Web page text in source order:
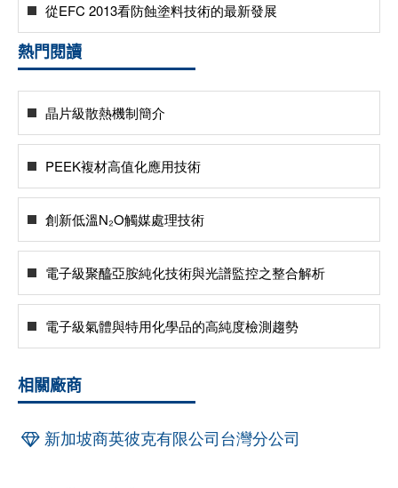
從EFC 2013看防蝕塗料技術的最新發展
熱門閱讀
晶片級散熱機制簡介
PEEK複材高值化應用技術
創新低溫N₂O觸媒處理技術
電子級聚醯亞胺純化技術與光譜監控之整合解析
電子級氣體與特用化學品的高純度檢測趨勢
相關廠商
新加坡商英彼克有限公司台灣分公司